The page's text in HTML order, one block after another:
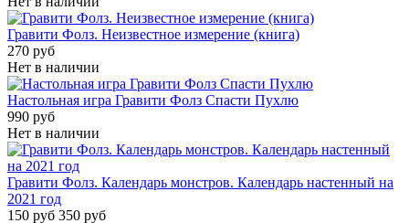
Гравити Фолз. Неизвестное измерение (книга)
270 руб
Нет в наличии
Настольная игра Гравити Фолз Спасти Пухлю
990 руб
Нет в наличии
Гравити Фолз. Календарь монстров. Календарь настенный на
2021 год
150 руб 350 руб